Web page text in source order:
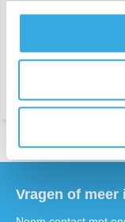
€ 49,95
Morgen in huis
Vragen of meer